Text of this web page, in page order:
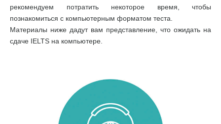
рекомендуем потратить некоторое время, чтобы
познакомиться с компьютерным форматом теста.
Материалы ниже дадут вам представление, что ожидать на
сдаче IELTS на компьютере.